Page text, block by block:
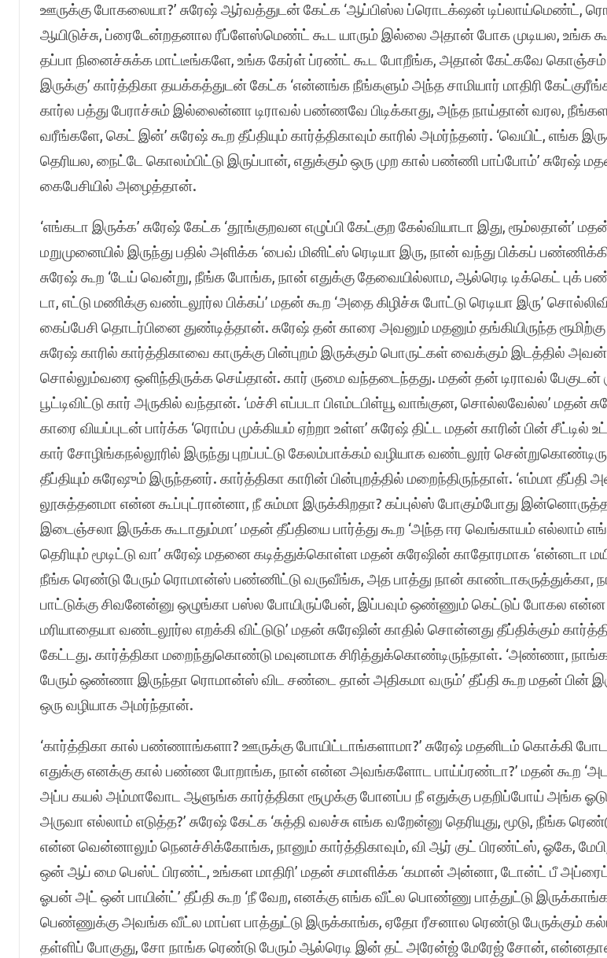
ஊருக்கு போகலையா?’ சுரேஷ் ஆர்வத்துடன் கேட்க ‘ஆப்பிஸ்ல ப்ரொடக்‌ஷன் டிப்லாய்மெண்ட்,
ஆயிடுச்சு, ப்ரைடேன்றதனால ரீப்ளேஸ்மெண்ட் கூட யாரும் இல்லை அதான் போக முடியல, உங்க
தப்பா நினைச்சுக்க மாட்டீங்களே, உங்க கேர்ள் ப்ரண்ட் கூட போறீங்க, அதான் கேட்கவே கொஞ்சம்
இருக்கு’ கார்த்திகா தயக்கத்துடன் கேட்க ‘என்னங்க நீங்களும் அந்த சாமியார் மாதிரி
கார்ல பத்து பேராச்சும் இல்லைன்னா டிராவல் பண்ணவே பிடிக்காது, அந்த நாய்தான் வரல,
வரீங்களே, கெட் இன்’ சுரேஷ் கூற தீப்தியும் கார்த்திகாவும் காரில் அமர்ந்தனர். ‘வெயிட், எங்க
தெரியல, நைட்டே கொலம்பிட்டு இருப்பான், எதுக்கும் ஒரு முற கால் பண்ணி பாப்போம்’ சுரேஷ்
கைபேசியில் அழைத்தான்.
‘எங்கடா இருக்க’ சுரேஷ் கேட்க ‘தூங்குறவன எழுப்பி கேட்குற கேல்வியாடா இது, ரூம்லதான்’
மறுமுனையில் இருந்து பதில் அளிக்க ‘பைவ் மினிட்ஸ் ரெடியா இரு, நான் வந்து பிக்கப்
சுரேஷ் கூற ‘டேய் வென்று, நீங்க போங்க, நான் எதுக்கு தேவையில்லாம, ஆல்ரெடி டிக்கெட் புக்
டா, எட்டு மணிக்கு வண்டலூர்ல பிக்கப்’ மதன் கூற ‘அதை கிழிச்சு போட்டு ரெடியா இரு’
கைப்பேசி தொடர்பினை துண்டித்தான். சுரேஷ் தன் காரை அவனும் மதனும் தங்கியிருந்த
சுரேஷ் காரில் கார்த்திகாவை காருக்கு பின்புறம் இருக்கும் பொருட்கள் வைக்கும் இடத்தில் அவன்
சொல்லும்வரை ஒளிந்திருக்க செய்தான். கார் ருமை வந்தடைந்தது. மதன் தன் டிராவல் பேகுடன்
பூட்டிவிட்டு கார் அருகில் வந்தான். ‘மச்சி எப்படா பிஎம்டபிள்யூ வாங்குன, சொல்லவேல்ல’ மதன்
காரை வியப்புடன் பார்க்க ‘ரொம்ப முக்கியம் ஏற்றா உள்ள’ சுரேஷ் திட்ட மதன் காரின் பின் சீட்டில்
கார் சோழிங்கநல்லூரில் இருந்து புறப்பட்டு கேலம்பாக்கம் வழியாக வண்டலூர்
தீப்தியும் சுரேஷும் இருந்தனர். கார்த்திகா காரின் பின்புறத்தில் மறைந்திருந்தாள். ‘எம்மா தீப்தி
லூசுத்தனமா என்ன கூப்புட்ரான்னா, நீ சும்மா இருக்கிறதா? கப்புல்ஸ் போகும்போது
இடைஞ்சலா இருக்க கூடாதும்மா’ மதன் தீப்தியை பார்த்து கூற ‘அந்த ஈர வெங்காயம் எல்லாம்
தெரியும் மூடிட்டு வா’ சுரேஷ் மதனை கடித்துக்கொள்ள மதன் சுரேஷின் காதோரமாக ‘என்னடா
நீங்க ரெண்டு பேரும் ரொமான்ஸ் பண்ணிட்டு வருவீங்க, அத பாத்து நான் காண்டாகருத்துக்கா,
பாட்டுக்கு சிவனேன்னு ஒழுங்கா பஸ்ல போயிருப்பேன், இப்பவும் ஒண்ணும் கெட்டுப் போகல என்ன
மரியாதையா வண்டலூர்ல எறக்கி விட்டுடு’ மதன் சுரேஷின் காதில் சொன்னது தீப்திக்கும்
கேட்டது. கார்த்திகா மறைந்துகொண்டு மவுனமாக சிரித்துக்கொண்டிருந்தாள். ‘அண்ணா,
பேரும் ஒண்ணா இருந்தா ரொமான்ஸ் விட சண்டை தான் அதிகமா வரும்’ தீப்தி கூற மதன் பின்
ஒரு வழியாக அமர்ந்தான்.
‘கார்த்திகா கால் பண்ணாங்களா? ஊருக்கு போயிட்டாங்களாமா?’ சுரேஷ் மதனிடம் கொக்கி
எதுக்கு எனக்கு கால் பண்ண போறாங்க, நான் என்ன அவங்களோட பாய்ப்ரண்டா?’ மதன் கூற
அப்ப கயல் அம்மாவோட ஆளுங்க கார்த்திகா ரூமுக்கு போனப்ப நீ எதுக்கு பதறிப்போய் அங்க
அருவா எல்லாம் எடுத்த?’ சுரேஷ் கேட்க ‘சுத்தி வலச்சு எங்க வறேன்னு தெரியுது, மூடு, நீங்க
என்ன வென்னாலும் நெனச்சிக்கோங்க, நானும் கார்த்திகாவும், வி ஆர் குட் பிரண்ட்ஸ், ஓகே,
ஒன் ஆப் மை பெஸ்ட் பிரண்ட், உங்கள மாதிரி’ மதன் சமாளிக்க ‘கமான் அன்னா, டோன்ட் பீ
ஓபன் அட் ஒன் பாயின்ட்’ தீப்தி கூற ‘நீ வேற, எனக்கு எங்க வீட்ல பொண்ணு பாத்துட்டு
பெண்ணுக்கு அவங்க வீட்ல மாப்ள பாத்துட்டு இருக்காங்க, ஏதோ ரீசனால ரெண்டு பேருக்கும்
தள்ளிப் போகுது, சோ நாங்க ரெண்டு பேரும் ஆல்ரெடி இன் தட் அரேன்ஜ் மேரேஜ் சோன்,